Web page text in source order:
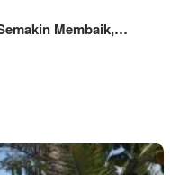
Membaik,…